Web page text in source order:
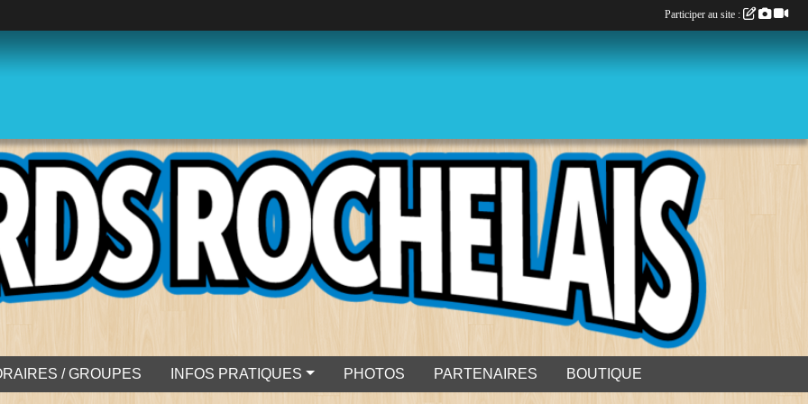
/ GROUPES INFOS PRATIQUES PHOTOS PARTENAIRES BOUTIQUE
Participer au site :